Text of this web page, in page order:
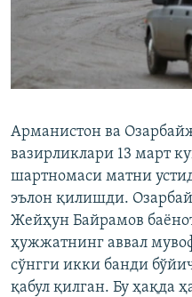
Арманистон ва
вазирликлари 13 март
шартномаси матни
эълон қилишди.
Жейҳун Байрамов
ҳужжатнинг аввал
сўнгги икки банди
қабул қилган. Бу ҳақда